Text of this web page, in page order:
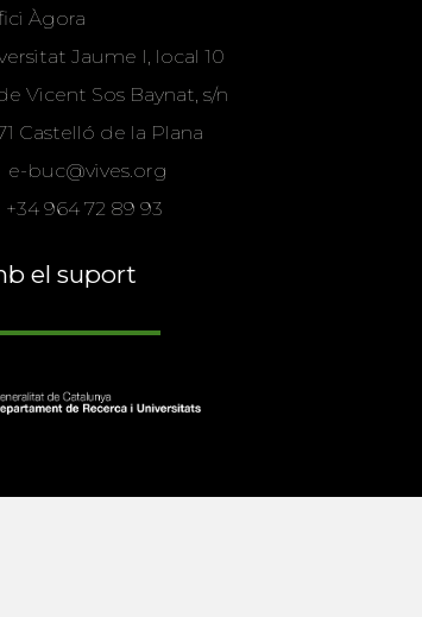
Àgora
Jaume I, local 10
Vicent Sos Baynat, s/n
Castelló de la Plana
e-buc@vives.org
+34 964 72 89 93
el suport